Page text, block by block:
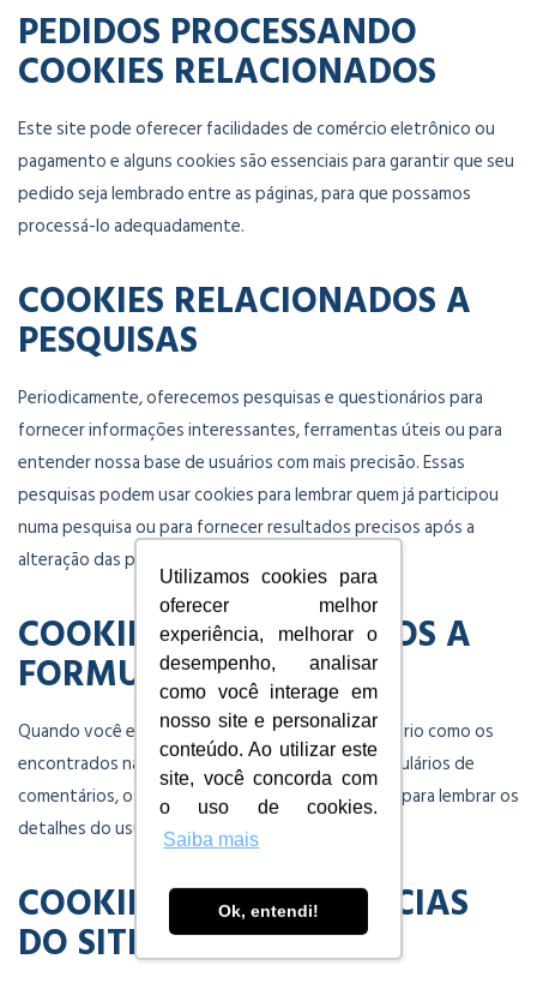
Utilizamos cookies para
oferecer melhor
experiência, melhorar o
desempenho, analisar
como você interage em
nosso site e personalizar
conteúdo. Ao utilizar este
site, você concorda com
o uso de cookies.
Saiba mais
Ok, entendi!
PEDIDOS PROCESSANDO
COOKIES RELACIONADOS
Este site pode oferecer facilidades de comércio eletrônico ou
pagamento e alguns cookies são essenciais para garantir que seu
pedido seja lembrado entre as páginas, para que possamos
processá-lo adequadamente.
COOKIES RELACIONADOS A
PESQUISAS
Periodicamente, oferecemos pesquisas e questionários para
fornecer informações interessantes, ferramentas úteis ou para
entender nossa base de usuários com mais precisão. Essas
pesquisas podem usar cookies para lembrar quem já participou
numa pesquisa ou para fornecer resultados precisos após a
alteração das páginas.
COOKIES RELACIONADOS A
FORMULÁRIOS
Quando você envia dados por meio de um formulário como os
encontrados nas páginas de contato ou nos formulários de
comentários, os cookies podem ser configurados para lembrar os
detalhes do usuário para correspondência futura.
COOKIES DE PREFERÊNCIAS
DO SITE